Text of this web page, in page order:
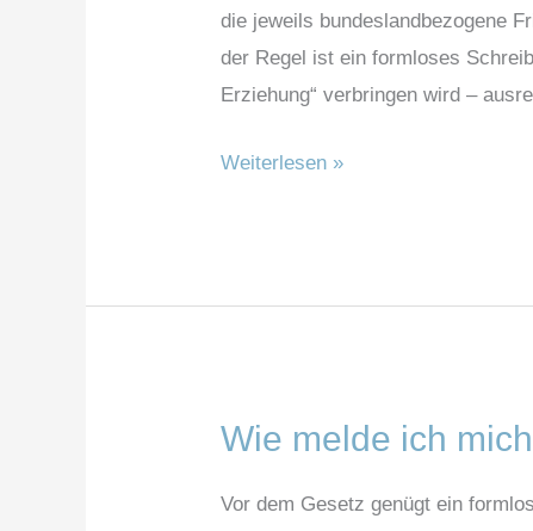
die jeweils bundeslandbezogene
der Regel ist ein formloses
Erziehung“ verbringen wird –
wenn
mein
Kind
Kindergarten
besuchen
Weiterlesen »
Wie melde ich
Vor dem Gesetz genügt ein
Wie
ich